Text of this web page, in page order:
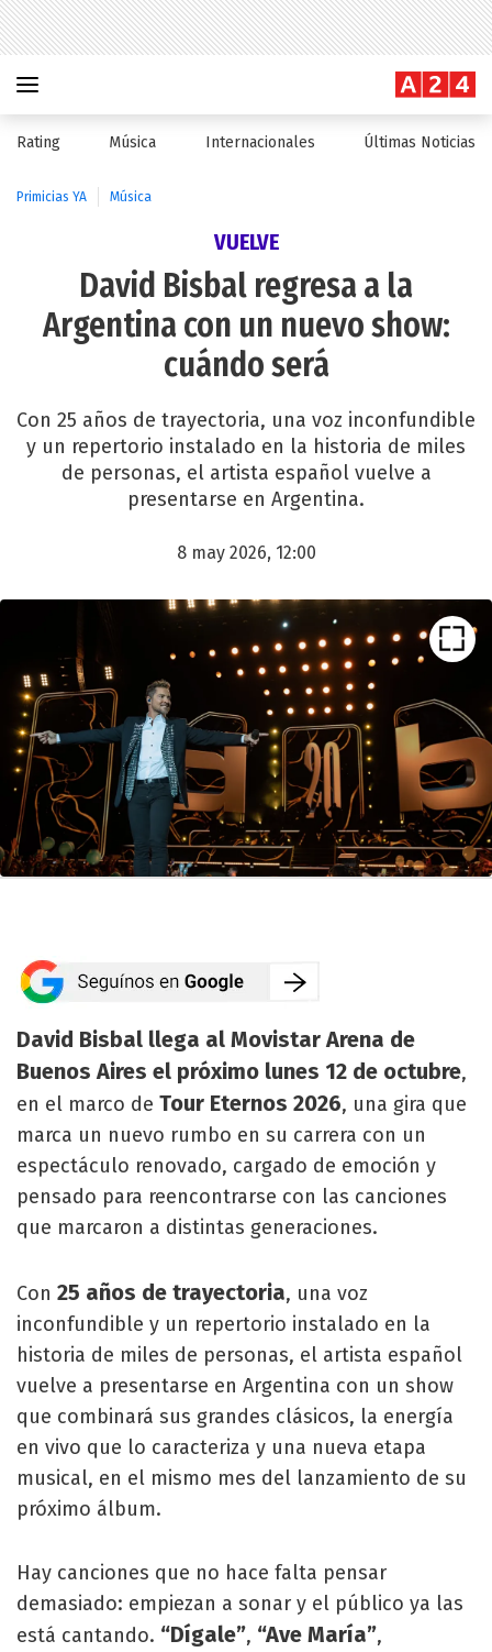
Rating Música Internacionales Últimas Noticias
Primicias YA Música
VUELVE
David Bisbal regresa a la
Argentina con un nuevo show:
cuándo será
Con 25 años de trayectoria, una voz inconfundible
y un repertorio instalado en la historia de miles
de personas, el artista español vuelve a
presentarse en Argentina.
8 may 2026, 12:00
David Bisbal llega al Movistar Arena de
Buenos Aires el próximo lunes 12 de octubre,
en el marco de Tour Eternos 2026, una gira que
marca un nuevo rumbo en su carrera con un
espectáculo renovado, cargado de emoción y
pensado para reencontrarse con las canciones
que marcaron a distintas generaciones.
Con 25 años de trayectoria, una voz
inconfundible y un repertorio instalado en la
historia de miles de personas, el artista español
vuelve a presentarse en Argentina con un show
que combinará sus grandes clásicos, la energía
en vivo que lo caracteriza y una nueva etapa
musical, en el mismo mes del lanzamiento de su
próximo álbum.
Hay canciones que no hace falta pensar
demasiado: empiezan a sonar y el público ya las
está cantando. “Dígale”, “Ave María”,